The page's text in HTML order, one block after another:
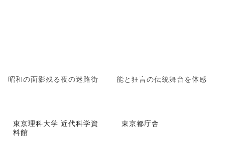
昭和の面影残る夜の迷路街 能と狂言の伝統舞台を体感
東京理科大学 近代科学資
料館
東京都庁舎